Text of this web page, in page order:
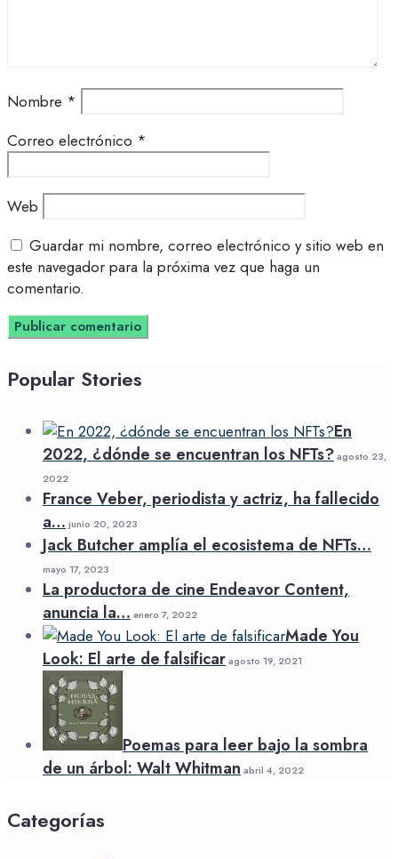
Nombre *
Correo electrónico *
Web
Guardar mi nombre, correo electrónico y sitio web en
este navegador para la próxima vez que haga un
comentario.
Popular Stories
En
2022, ¿dónde se encuentran los NFTs?agosto 23,
2022
France Veber, periodista y actriz, ha fallecido
a… junio 20, 2023
Jack Butcher amplía el ecosistema de NFTs…
mayo 17, 2023
La productora de cine Endeavor Content,
anuncia la… enero 7, 2022
Made You
Look: El arte de falsificaragosto 19, 2021
Poemas para leer bajo la sombra
de un árbol: Walt Whitman abril 4, 2022
Categorías